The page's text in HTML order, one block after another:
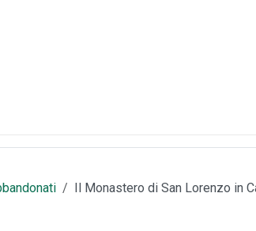
Il Monastero di San Lorenzo in